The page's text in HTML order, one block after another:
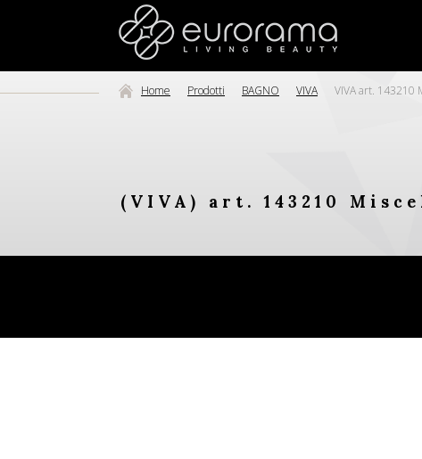
Home Prodotti BAGNO VIVA VIVA art. 143210
(VIVA) art. 143210